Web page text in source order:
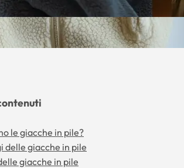
le giacche in pile?
delle giacche in pile
giacche in pile